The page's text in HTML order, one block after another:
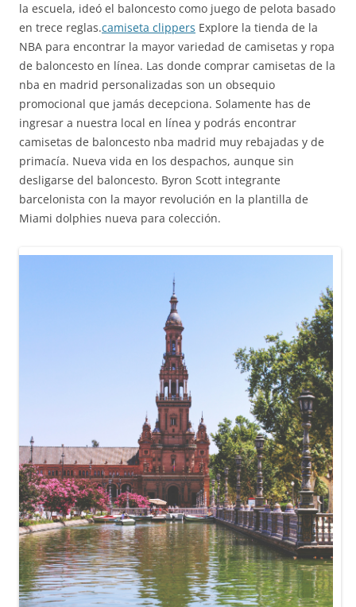
la escuela, ideó el baloncesto como juego de pelota basado
en trece reglas.camiseta clippers Explore la tienda de la
NBA para encontrar la mayor variedad de camisetas y ropa
de baloncesto en línea. Las donde comprar camisetas de la
nba en madrid personalizadas son un obsequio
promocional que jamás decepciona. Solamente has de
ingresar a nuestra local en línea y podrás encontrar
camisetas de baloncesto nba madrid muy rebajadas y de
primacía. Nueva vida en los despachos, aunque sin
desligarse del baloncesto. Byron Scott integrante
barcelonista con la mayor revolución en la plantilla de
Miami dolphies nueva para colección.